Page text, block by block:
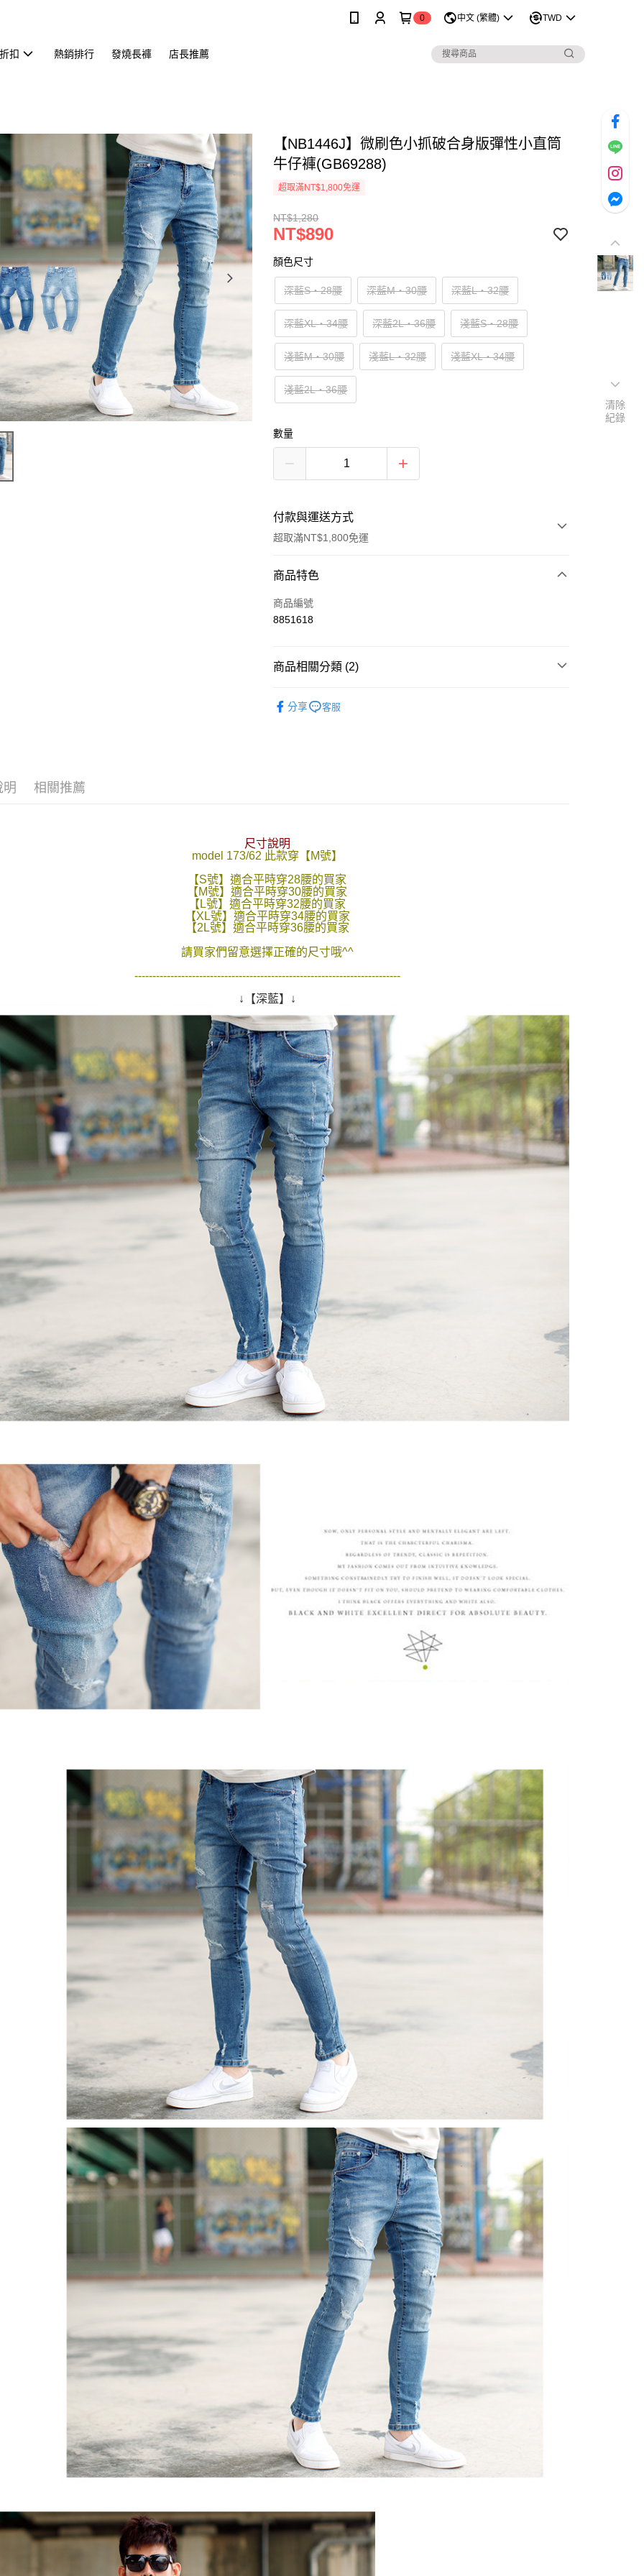
0 中文 (繁體) TWD
扣 熱銷排行 發燒長褲 店長推薦
【NB1446J】微刷色小抓破合身版彈性小直筒
牛仔褲(GB69288)
超取滿NT$1,800免運
NT$1,280
NT$890
顏色尺寸
深藍S‧28腰 深藍M‧30腰 深藍L‧32腰
深藍XL‧34腰 深藍2L‧36腰 淺藍S‧28腰
淺藍M‧30腰 淺藍L‧32腰 淺藍XL‧34腰
淺藍2L‧36腰
數量
付款與運送方式
超取滿NT$1,800免運
付款方式
信用卡一次付款
街口支付
便利好安心！
１．簡單：不需註冊會員、不需綁卡、不需儲值。
３．安心：先確認商品／服務後，再付款。
【「AFTEE先享後付」結帳流程】
１．於結帳方式選擇「AFTEE先享後付」後，將跳轉至「AFTEE先享後
付」結帳頁面，進行簡訊認證並確認金額後，即可完成結帳。
２．訂單成立數日內，您將收到繳費通知簡訊。
３．收到繳費通知簡訊後14天內，點擊此簡訊中的連結，可透過四大超商
絡購買商品的店家。未經商家同意取消之訂單仍視為有效，需透過AFTEE
※ 交易是否成功請以「AFTEE先享後付 」之結帳頁面顯示為準，若有關於
是否繳費成功／繳費後需取消欲退款等相關疑問，請聯繫「AFTEE先享後
付客戶支援中心」https://netprotections.freshdesk.com/support/home
【注意事項】
１．透過由恩沛科技股份有限公司提供之「AFTEE先享後付」服務完成之
交易，需依本服務之必要範圍內提供個人資料，並將交易相關給付款項請
求債權轉讓予恩沛科技股份有限公司。
２．關於個人資料處理事宜，請瀏覽以下網址：
https://aftee.tw/terms/#terms3
３．未成年的使用者請事先徵得法定代理人或監護人之同意方可使用
「AFTEE先享後付」，若未經同意申辦者引起之損失，本公司不負相關責
任。
４．使用「AFTEE先享後付」時，將依據個別帳號之用戶狀況，依本公司
即時審查核予不同之上限額度；若仍有額度不足之情形，本公司將視審查
結果請求用戶進行身份認證。
５．嚴禁一人註冊多個帳號或使用他人資訊註冊。若發現惡意使用之情
形，恩沛科技股份有限公司將有權停止該用戶之使用額度並採取法律行
動。
運送方式
全家付款取貨
每筆NT$80，滿NT$1,800(含以上)免運費
先付款後全家取貨
7-11付款取貨
每筆NT$80，滿NT$1,800(含以上)免運費
先付款後7-11取貨
每筆NT$80，滿NT$1,800(含以上)免運費
宅配
每筆NT$120，滿NT$3,000(含以上)免運費
商品特色
商品編號
8851618
商品相關分類 (2)
分享 客服
明 相關推薦
尺寸說明
model 173/62 此款穿【M號】
【S號】適合平時穿28腰的買家
【M號】適合平時穿30腰的買家
【L號】適合平時穿32腰的買家
【XL號】適合平時穿34腰的買家
【2L號】適合平時穿36腰的買家
請買家們留意選擇正確的尺寸哦^^
--------------------------------------------------------------------------
↓【深藍】↓
清除
紀錄